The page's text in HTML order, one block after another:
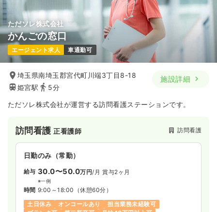
ただソレ株式会社
かんごの窓口
エージェント求人 車通勤可
埼玉県南埼玉郡宮代町川端3丁目8-18
姫宮駅
5分
施設詳細
ただソレ株式会社が運営する訪問看護ステーションです。
訪問看護正看護師 訪問看護
日勤のみ（常勤）
給与 30.0〜50.0万円/月 賞与2ヶ月
※一例
時間 9:00～18:00 （休憩60分）
土日休み
オンコールあり
担当業務未経験可